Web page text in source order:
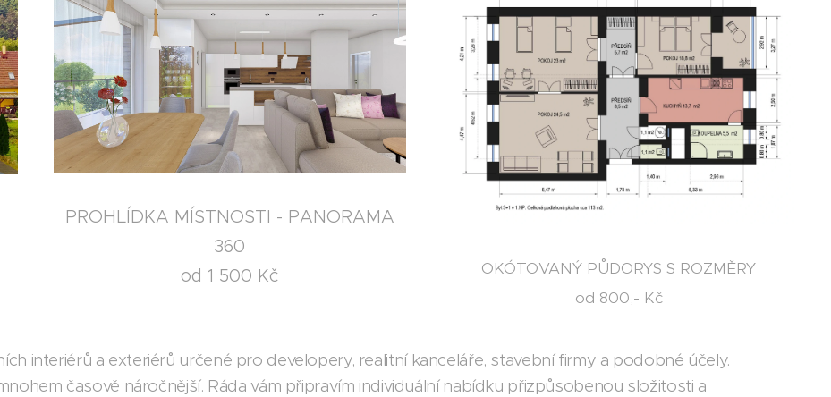
PROHLÍDKA MÍSTNOSTI - PANORAMA
360
od 1 500 Kč
OKÓTOVANÝ PŮDORYS S ROZMĚRY
od 800,- Kč
interiérů a exteriérů určené pro developery, realitní kanceláře, stavební firmy a podobné účely.
časově náročnější. Ráda vám připravím individuální nabídku přizpůsobenou složitosti a